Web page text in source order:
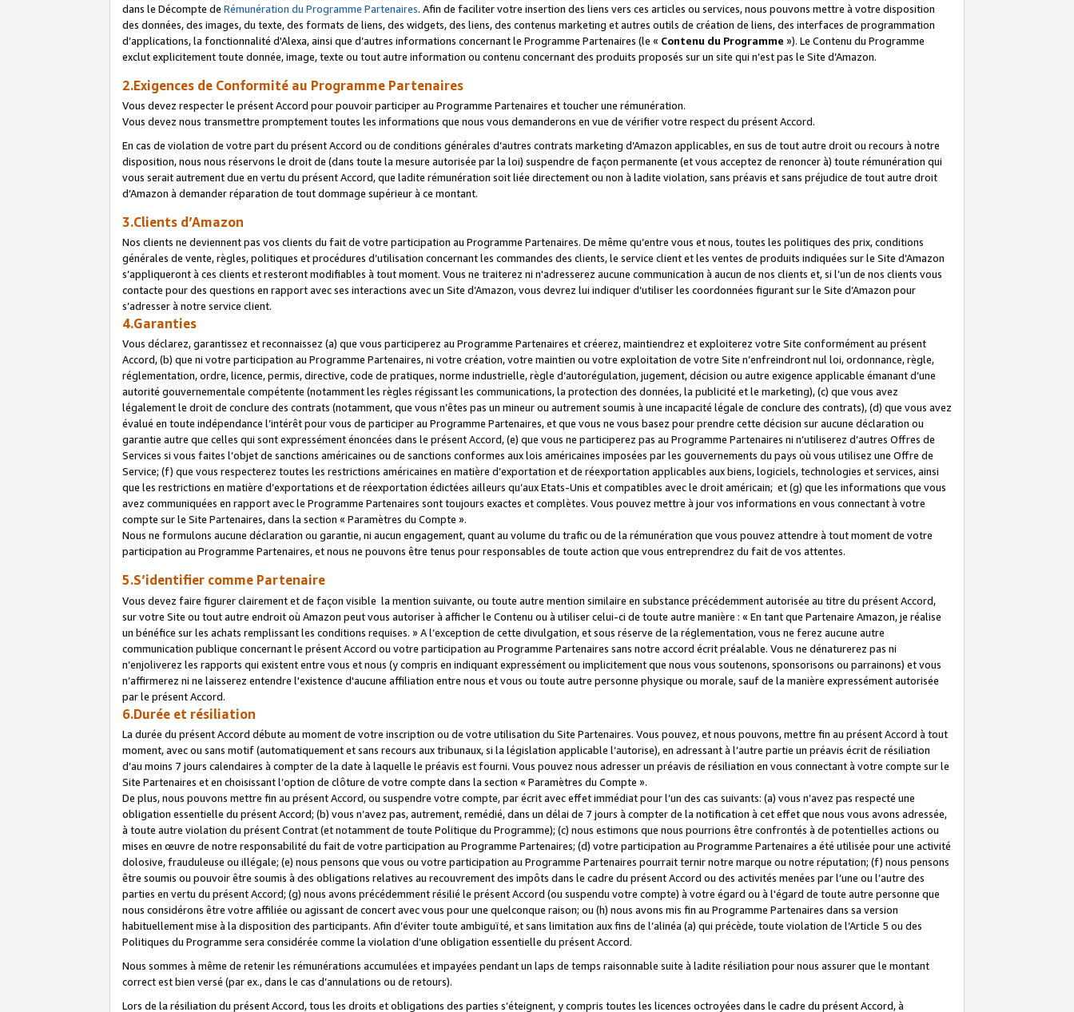
dans le Décompte de Rémunération du Programme Partenaires. Afin de faciliter votre insertion des liens vers ces articles ou services, nous pouvons mettre à votre disposition
des données, des images, du texte, des formats de liens, des widgets, des liens, des contenus marketing et autres outils de création de liens, des interfaces de programmation
d’applications, la fonctionnalité d'Alexa, ainsi que d’autres informations concernant le Programme Partenaires (le « Contenu du Programme »). Le Contenu du Programme
exclut explicitement toute donnée, image, texte ou tout autre information ou contenu concernant des produits proposés sur un site qui n’est pas le Site d’Amazon.
2.Exigences de Conformité au Programme Partenaires
Vous devez respecter le présent Accord pour pouvoir participer au Programme Partenaires et toucher une rémunération.
Vous devez nous transmettre promptement toutes les informations que nous vous demanderons en vue de vérifier votre respect du présent Accord.
En cas de violation de votre part du présent Accord ou de conditions générales d’autres contrats marketing d’Amazon applicables, en sus de tout autre droit ou recours à notre
disposition, nous nous réservons le droit de (dans toute la mesure autorisée par la loi) suspendre de façon permanente (et vous acceptez de renoncer à) toute rémunération qui
vous serait autrement due en vertu du présent Accord, que ladite rémunération soit liée directement ou non à ladite violation, sans préavis et sans préjudice de tout autre droit
d’Amazon à demander réparation de tout dommage supérieur à ce montant.
3.Clients d’Amazon
Nos clients ne deviennent pas vos clients du fait de votre participation au Programme Partenaires. De même qu’entre vous et nous, toutes les politiques des prix, conditions
générales de vente, règles, politiques et procédures d’utilisation concernant les commandes des clients, le service client et les ventes de produits indiquées sur le Site d’Amazon
s’appliqueront à ces clients et resteront modifiables à tout moment. Vous ne traiterez ni n'adresserez aucune communication à aucun de nos clients et, si l’un de nos clients vous
contacte pour des questions en rapport avec ses interactions avec un Site d’Amazon, vous devrez lui indiquer d’utiliser les coordonnées figurant sur le Site d’Amazon pour
s’adresser à notre service client.
4.Garanties
Vous déclarez, garantissez et reconnaissez (a) que vous participerez au Programme Partenaires et créerez, maintiendrez et exploiterez votre Site conformément au présent
Accord, (b) que ni votre participation au Programme Partenaires, ni votre création, votre maintien ou votre exploitation de votre Site n’enfreindront nul loi, ordonnance, règle,
réglementation, ordre, licence, permis, directive, code de pratiques, norme industrielle, règle d’autorégulation, jugement, décision ou autre exigence applicable émanant d’une
autorité gouvernementale compétente (notamment les règles régissant les communications, la protection des données, la publicité et le marketing), (c) que vous avez
légalement le droit de conclure des contrats (notamment, que vous n’êtes pas un mineur ou autrement soumis à une incapacité légale de conclure des contrats), (d) que vous avez
évalué en toute indépendance l’intérêt pour vous de participer au Programme Partenaires, et que vous ne vous basez pour prendre cette décision sur aucune déclaration ou
garantie autre que celles qui sont expressément énoncées dans le présent Accord, (e) que vous ne participerez pas au Programme Partenaires ni n’utiliserez d’autres Offres de
Services si vous faites l’objet de sanctions américaines ou de sanctions conformes aux lois américaines imposées par les gouvernements du pays où vous utilisez une Offre de
Service; (f) que vous respecterez toutes les restrictions américaines en matière d’exportation et de réexportation applicables aux biens, logiciels, technologies et services, ainsi
que les restrictions en matière d’exportations et de réexportation édictées ailleurs qu’aux Etats-Unis et compatibles avec le droit américain; et (g) que les informations que vous
avez communiquées en rapport avec le Programme Partenaires sont toujours exactes et complètes. Vous pouvez mettre à jour vos informations en vous connectant à votre
compte sur le Site Partenaires, dans la section « Paramètres du Compte ».
Nous ne formulons aucune déclaration ou garantie, ni aucun engagement, quant au volume du trafic ou de la rémunération que vous pouvez attendre à tout moment de votre
participation au Programme Partenaires, et nous ne pouvons être tenus pour responsables de toute action que vous entreprendrez du fait de vos attentes.
5.S’identifier comme Partenaire
Vous devez faire figurer clairement et de façon visible la mention suivante, ou toute autre mention similaire en substance précédemment autorisée au titre du présent Accord,
sur votre Site ou tout autre endroit où Amazon peut vous autoriser à afficher le Contenu ou à utiliser celui-ci de toute autre manière : « En tant que Partenaire Amazon, je réalise
un bénéfice sur les achats remplissant les conditions requises. » A l’exception de cette divulgation, et sous réserve de la réglementation, vous ne ferez aucune autre
communication publique concernant le présent Accord ou votre participation au Programme Partenaires sans notre accord écrit préalable. Vous ne dénaturerez pas ni
n’enjoliverez les rapports qui existent entre vous et nous (y compris en indiquant expressément ou implicitement que nous vous soutenons, sponsorisons ou parrainons) et vous
n’affirmerez ni ne laisserez entendre l'existence d'aucune affiliation entre nous et vous ou toute autre personne physique ou morale, sauf de la manière expressément autorisée
par le présent Accord.
6.Durée et résiliation
La durée du présent Accord débute au moment de votre inscription ou de votre utilisation du Site Partenaires. Vous pouvez, et nous pouvons, mettre fin au présent Accord à tout
moment, avec ou sans motif (automatiquement et sans recours aux tribunaux, si la législation applicable l’autorise), en adressant à l’autre partie un préavis écrit de résiliation
d’au moins 7 jours calendaires à compter de la date à laquelle le préavis est fourni. Vous pouvez nous adresser un préavis de résiliation en vous connectant à votre compte sur le
Site Partenaires et en choisissant l’option de clôture de votre compte dans la section « Paramètres du Compte ».
De plus, nous pouvons mettre fin au présent Accord, ou suspendre votre compte, par écrit avec effet immédiat pour l’un des cas suivants: (a) vous n’avez pas respecté une
obligation essentielle du présent Accord; (b) vous n’avez pas, autrement, remédié, dans un délai de 7 jours à compter de la notification à cet effet que nous vous avons adressée,
à toute autre violation du présent Contrat (et notamment de toute Politique du Programme); (c) nous estimons que nous pourrions être confrontés à de potentielles actions ou
mises en œuvre de notre responsabilité du fait de votre participation au Programme Partenaires; (d) votre participation au Programme Partenaires a été utilisée pour une activité
dolosive, frauduleuse ou illégale; (e) nous pensons que vous ou votre participation au Programme Partenaires pourrait ternir notre marque ou notre réputation; (f) nous pensons
être soumis ou pouvoir être soumis à des obligations relatives au recouvrement des impôts dans le cadre du présent Accord ou des activités menées par l’une ou l’autre des
parties en vertu du présent Accord; (g) nous avons précédemment résilié le présent Accord (ou suspendu votre compte) à votre égard ou à l'égard de toute autre personne que
nous considérons être votre affiliée ou agissant de concert avec vous pour une quelconque raison; ou (h) nous avons mis fin au Programme Partenaires dans sa version
habituellement mise à la disposition des participants. Afin d’éviter toute ambiguïté, et sans limitation aux fins de l’alinéa (a) qui précède, toute violation de l’Article 5 ou des
Politiques du Programme sera considérée comme la violation d’une obligation essentielle du présent Accord.
Nous sommes à même de retenir les rémunérations accumulées et impayées pendant un laps de temps raisonnable suite à ladite résiliation pour nous assurer que le montant
correct est bien versé (par ex., dans le cas d’annulations ou de retours).
Lors de la résiliation du présent Accord, tous les droits et obligations des parties s’éteignent, y compris toutes les licences octroyées dans le cadre du présent Accord, à